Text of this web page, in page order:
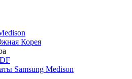
Корея
Samsung Medison